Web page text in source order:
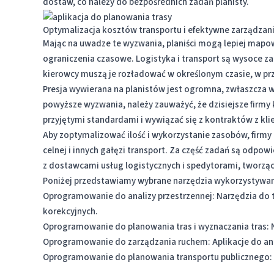
Optymalizacja kosztów transportu i efektywne
Mając na uwadze te wyzwania, planiści mogą lepiej
ograniczenia czasowe. Logistyka i transport są wysoce
kierowcy muszą je rozładować w określonym czasie, w
Presja wywierana na planistów jest ogromna,
powyższe wyzwania, należy zauważyć, że dzisiejsze
przyjętymi standardami i wywiązać się z kontraktów z
Aby zoptymalizować ilość i wykorzystanie zasobów,
celnej i innych gałęzi transport. Za część zadań są
z dostawcami usług logistycznych i spedytorami,
Poniżej przedstawiamy wybrane narzędzia
Oprogramowanie do analizy przestrzennej: Narzędzia
korekcyjnych.
Oprogramowanie do planowania tras i wyznaczania
Oprogramowanie do zarządzania ruchem: Aplikacje do
Oprogramowanie do planowania transportu